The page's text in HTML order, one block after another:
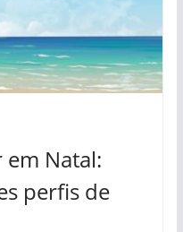
Natal:
perfis de